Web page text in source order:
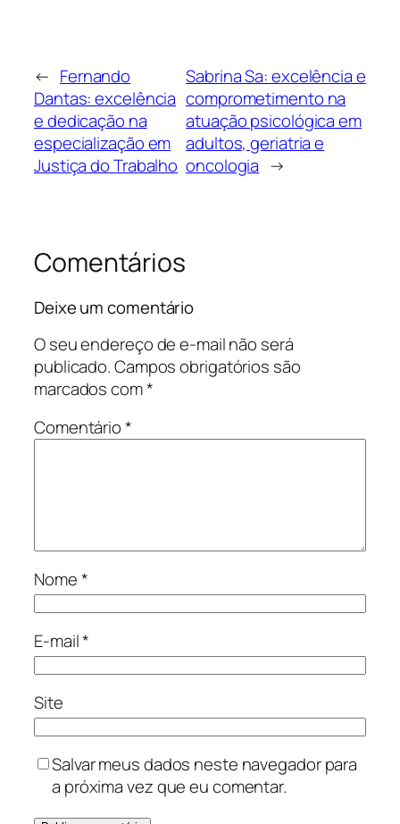
← Fernando
Dantas: excelência
e dedicação na
especialização em
Justiça do Trabalho
Sabrina Sa: excelência e
comprometimento na
atuação psicológica em
adultos, geriatria e
oncologia →
Comentários
Deixe um comentário
O seu endereço de e-mail não será
publicado.Campos obrigatórios são
marcados com*
Comentário*
Nome*
E-mail*
Site
Salvar meus dados neste navegador para
a próxima vez que eu comentar.